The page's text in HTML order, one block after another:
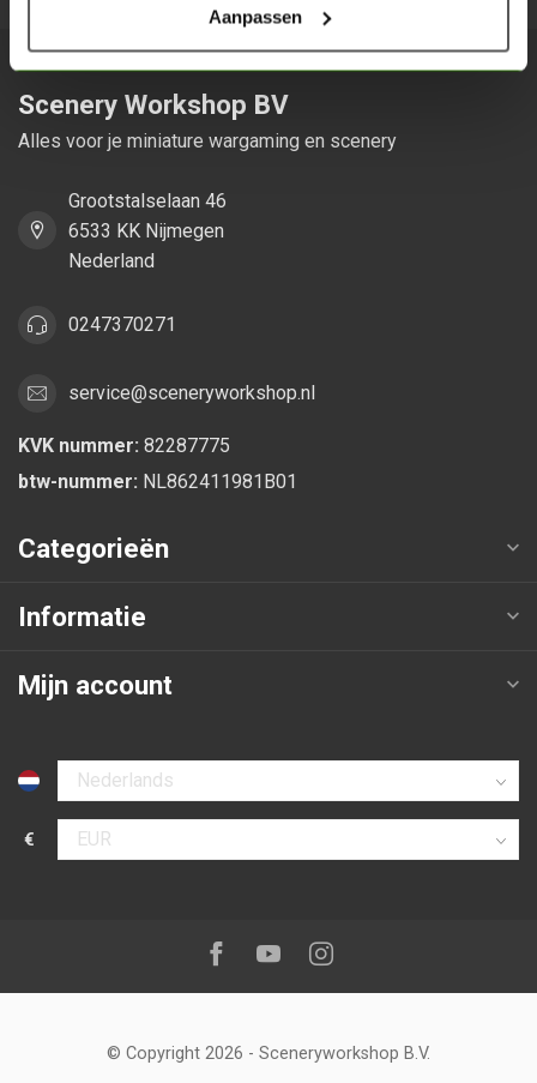
Aanpassen
Scenery Workshop BV
Alles voor je miniature wargaming en scenery
Grootstalselaan 46
6533 KK Nijmegen
Nederland
0247370271
service@sceneryworkshop.nl
KVK nummer: 82287775
btw-nummer: NL862411981B01
Categorieën
Informatie
Mijn account
Selecteer taal
€
Selecteer valuta
Volg ons op:Facebook
YoutubeInstagram
© Copyright 2026 - Sceneryworkshop B.V.